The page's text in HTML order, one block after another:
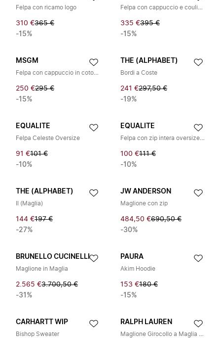
Felpa con ricamo logo
310 €365 €
-15%
Felpa con cappuccio e coulisse con finiture a contrasto
335 €395 €
-15%
MSGM
Felpa con cappuccio in cotone con stampa grafica
250 €295 €
-15%
THE (ALPHABET)
Bordi a Coste
241 €297,50 €
-19%
EQUALITE
Felpa Celeste Oversize
91 €101 €
-10%
EQUALITE
Felpa con zip intera oversize Societé 2.0
100 €111 €
-10%
THE (ALPHABET)
Il (Maglia)
144 €197 €
-27%
JW ANDERSON
Maglione con zip
484,50 €690,50 €
-30%
BRUNELLO CUCINELLI
Maglione in Maglia
2.565 €3.700,50 €
-31%
PAURA
Akim Hoodie
153 €180 €
-15%
CARHARTT WIP
Bishop Sweater
RALPH LAUREN
Maglione Girocollo a Maglia Fine